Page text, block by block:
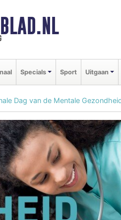
Specials Sport Uitgaan
Dag van de Mentale